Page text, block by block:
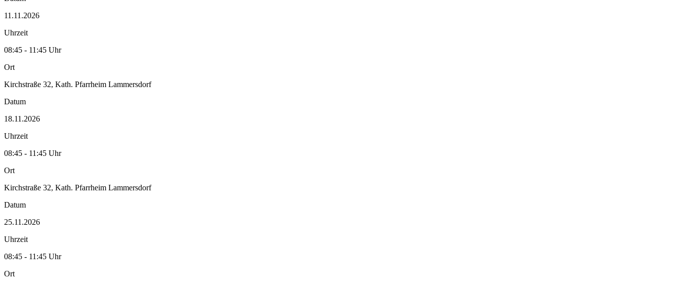
11.11.2026
Uhrzeit
08:45 - 11:45 Uhr
Ort
Kirchstraße 32, Kath. Pfarrheim Lammersdorf
Datum
18.11.2026
Uhrzeit
08:45 - 11:45 Uhr
Ort
Kirchstraße 32, Kath. Pfarrheim Lammersdorf
Datum
25.11.2026
Uhrzeit
08:45 - 11:45 Uhr
Ort